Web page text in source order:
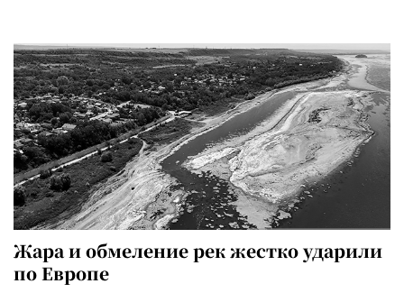
Жара и обмеление рек жестко ударили
по Европе